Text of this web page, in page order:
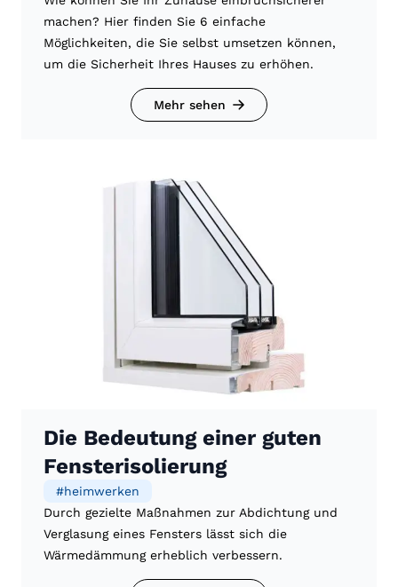
machen? Hier finden Sie 6 einfache
Möglichkeiten, die Sie selbst umsetzen können,
um die Sicherheit Ihres Hauses zu erhöhen.
Mehr sehen
Die Bedeutung einer guten
Fensterisolierung
#heimwerken
Durch gezielte Maßnahmen zur Abdichtung und
Verglasung eines Fensters lässt sich die
Wärmedämmung erheblich verbessern.